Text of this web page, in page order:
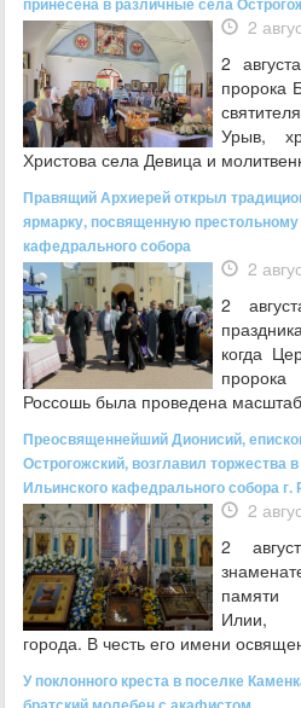
2
2
пророка
Урыв,
Христова села Девица и
Правящий Архиерей открыл
ярмарку, посвященную
кафедрального собора
2
2
когда
Россошь была проведена
Преосвященнейший Дионисий,
Острогожский, возглавил торжества
Ильинского кафедрального собора г.
2
2
памяти
Илии,
города. В честь его имени
У поклонного креста в поселке